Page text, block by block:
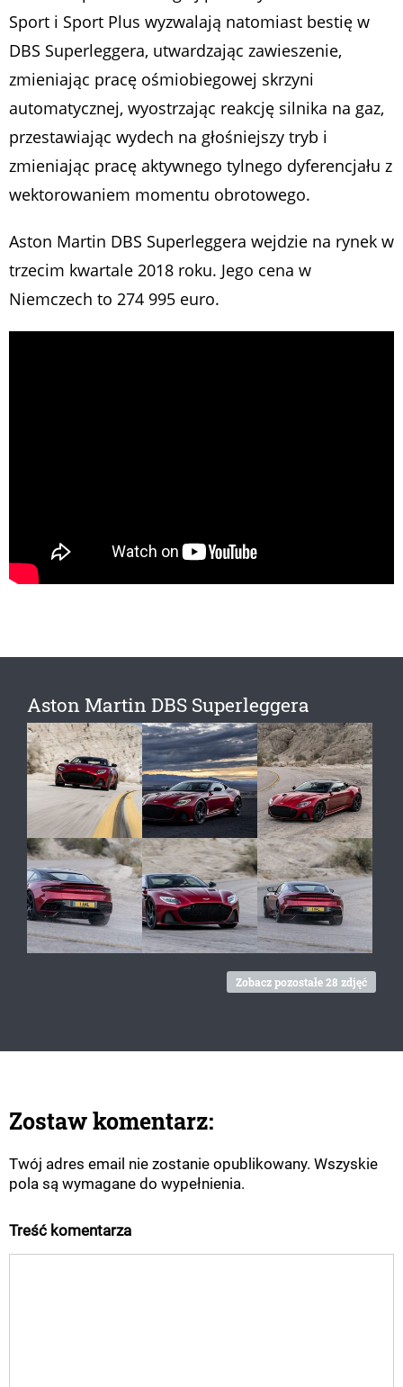
Sport i Sport Plus wyzwalają natomiast bestię w
DBS Superleggera, utwardzając zawieszenie,
zmieniając pracę ośmiobiegowej skrzyni
automatycznej, wyostrzając reakcję silnika na gaz,
przestawiając wydech na głośniejszy tryb i
zmieniając pracę aktywnego tylnego dyferencjału z
wektorowaniem momentu obrotowego.
Aston Martin DBS Superleggera wejdzie na rynek w
trzecim kwartale 2018 roku. Jego cena w
Niemczech to 274 995 euro.
Aston Martin DBS Superleggera
Zobacz pozostałe 28 zdjęć
Zostaw komentarz:
Twój adres email nie zostanie opublikowany. Wszyskie
pola są wymagane do wypełnienia.
Treść komentarza